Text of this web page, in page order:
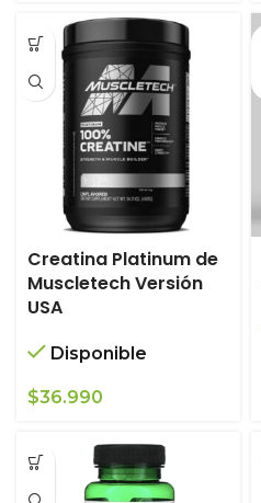
Creatina Platinum de
Muscletech Versión
USA
Disponible
$36.990